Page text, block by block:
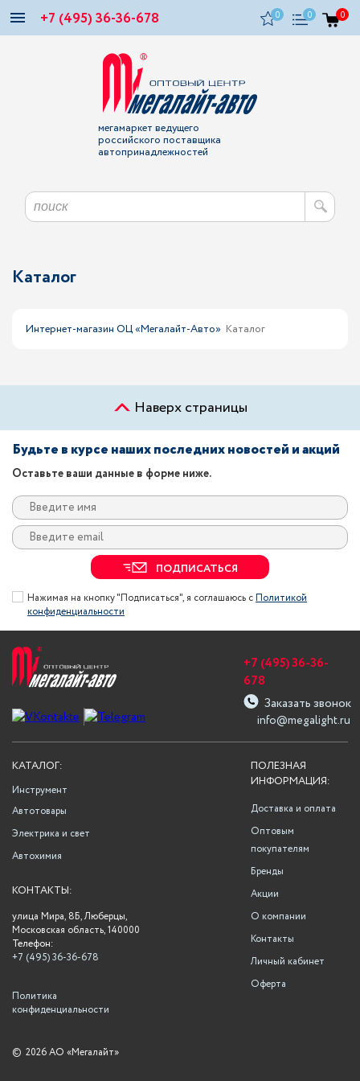
+7 (495) 36-36-678 0 0 0
мегамаркет ведущего
российского поставщика
автопринадлежностей
Каталог
Интернет-магазин ОЦ «Мегалайт-Авто» Каталог
Наверх страницы
Будьте в курсе наших последних новостей и акций
Оставьте ваши данные в форме ниже.
ПОДПИСАТЬСЯ
Нажимая на кнопку "Подписаться", я соглашаюсь сПолитикой
конфиденциальности
info@megalight.ru
+7 (495) 36-36-
678
Заказать звонок
ПОЛЕЗНАЯ
ИНФОРМАЦИЯ:
Доставка и оплата
Оптовым
покупателям
Бренды
Акции
О компании
Контакты
Личный кабинет
Оферта
КАТАЛОГ:
Инструмент
Автотовары
Электрика и свет
Автохимия
КОНТАКТЫ:
улица Мира, 8Б, Люберцы,
Московская область, 140000
Телефон:
+7 (495) 36-36-678
Политика
конфиденциальности
© 2026 АО «Мегалайт»